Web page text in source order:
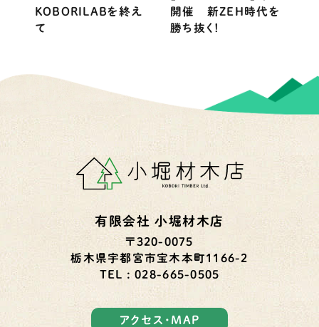
KOBORILABを終え
て
開催 新ZEH時代を
勝ち抜く！
有限会社 小堀材木店
〒320-0075
栃木県宇都宮市宝木本町1166-2
TEL : 028-665-0505
アクセス・MAP